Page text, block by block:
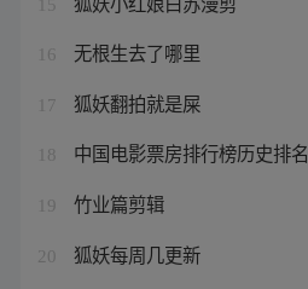
16 无根生去了哪里
17 狐妖翻拍就是屎
18 中国电影票房排行榜历史排名
19 竹业篇剪辑
20 狐妖每周几更新